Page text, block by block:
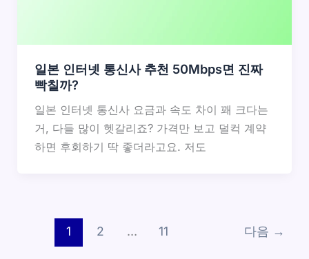
일본 인터넷 통신사 추천 50Mbps면 진짜
빡칠까?
일본 인터넷 통신사 요금과 속도 차이 꽤 크다는
거, 다들 많이 헷갈리죠? 가격만 보고 덜컥 계약
하면 후회하기 딱 좋더라고요. 저도
1 2 … 11 다음 →